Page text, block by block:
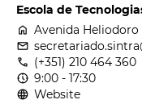
Escola de
home Avenida Heliodoro
email
call (+351) 210 464 360
nest_clock_farsight_analog 9:00 - 17:30
language Website